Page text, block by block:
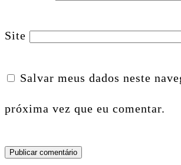
Site
Salvar meus dados neste
próxima vez que eu comentar.